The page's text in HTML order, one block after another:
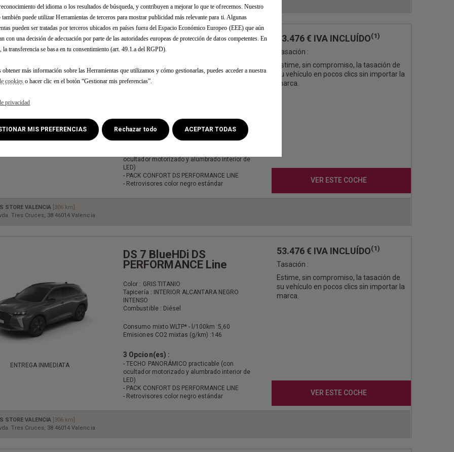
TRAFALGAR, 30 19004 GUADALAJARA
DS 7 BlueHDi DS
PERFORMANCE Line
Color : CRYSTAL PEARL
Tapicería : INTERIOR ALCANTARA NEGRO
Emisiones CO2 mixtas (g/km) :
3 Opcion(es) :
ocultador motorizado y alumbrado interior de
LED)
- PACK CONFORT DS PERFORMANCE LINE
- Retrovisores color negro estándar
53.476 € IVA INCLUÍDO(1)
Tasación :
Estime, sin compromiso, la tasación de
su vehículo en pocos clics sin importar la
marca.
VER ESTE COCHE
STORE VALENCIA [306 km]
Tres Cruces, 38 46014 Valencia
ENTREGA INMEDIATA
DS 7 BlueHDi DS
PERFORMANCE Line
Color : GRIS TITANIO
Tapicería : INTERIOR ALCANTARA NEGRO
INTENSO
Combustible : Diésel
Consumo mixto WLTP* - l/100km :5,60
Emisiones CO2 mixtas (g/km) :146
3 Opcion(es) :
- TECHO PANORÁMICO practicable (con
ocultador motorizado y alumbrado interior de
LED)
- PACK CONFORT DS PERFORMANCE LINE
- Retrovisores color negro estándar
53.476 € IVA INCLUÍDO(1)
Tasación :
Estime, sin compromiso, la tasación de
su vehículo en pocos clics sin importar la
marca.
VER ESTE COCHE
STORE VALENCIA [306 km]
Tres Cruces, 38 46014 Valencia
del idioma o los resultados de búsqueda, y contribuyen a mejorar lo que te ofrecemos. Nuestro
puede utilizar Herramientas de terceros para mostrar publicidad más relevante para ti. Algunas
pueden ser tratadas por terceros ubicados en países fuera del Espacio Económico Europeo (EEE) que aún
con una decisión de adecuación por parte de las autoridades europeas de protección de datos competentes. En
la transferencia se basa en tu consentimiento (art. 49.1.a del RGPD).
obtener más información sobre las Herramientas que utilizamos y cómo gestionarlas, puedes acceder a nuestra
cookies o hacer clic en el botón “Gestionar mis preferencias”.
privacidad
MIS PREFERENCIAS ACEPTAR TODAS
Rechazar todo